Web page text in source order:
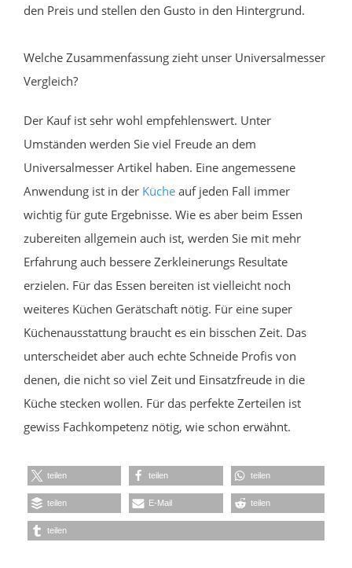
den Preis und stellen den Gusto in den Hintergrund.
Welche Zusammenfassung zieht unser Universalmesser
Vergleich?
Der Kauf ist sehr wohl empfehlenswert. Unter
Umständen werden Sie viel Freude an dem
Universalmesser Artikel haben. Eine angemessene
Anwendung ist in der Küche auf jeden Fall immer
wichtig für gute Ergebnisse. Wie es aber beim Essen
zubereiten allgemein auch ist, werden Sie mit mehr
Erfahrung auch bessere Zerkleinerungs Resultate
erzielen. Für das Essen bereiten ist vielleicht noch
weiteres Küchen Gerätschaft nötig. Für eine super
Küchenausstattung braucht es ein bisschen Zeit. Das
unterscheidet aber auch echte Schneide Profis von
denen, die nicht so viel Zeit und Einsatzfreude in die
Küche stecken wollen. Für das perfekte Zerteilen ist
gewiss Fachkompetenz nötig, wie schon erwähnt.
teilen teilen teilen
teilen E-Mail teilen
teilen